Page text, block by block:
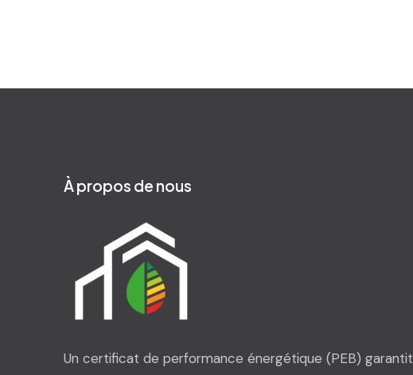
À propos de nous
Un certificat de performance énergétique (PEB) garantit